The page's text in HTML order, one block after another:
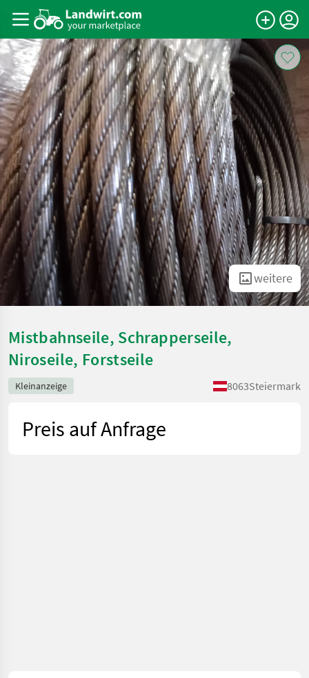
weitere
Mistbahnseile, Schrapperseile,
Niroseile, Forstseile
Kleinanzeige 8063Steiermark
Preis auf Anfrage